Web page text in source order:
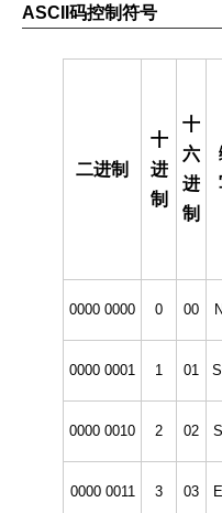
ASCII码控制符号
二进制
十
进
制
十
六
进
制
0000 0000 0 00
0000 0001 1 01
0000 0010 2 02
0000 0011 3 03